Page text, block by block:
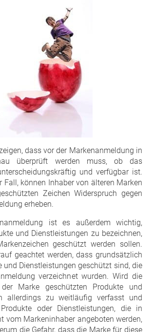
dass vor der Markenanmeldung in
überprüft werden muss, ob das
und verfügbar ist.
Fall, können Inhaber von älteren Marken
Zeichen Widerspruch gegen
erheben.
ist es außerdem wichtig,
und Dienstleistungen zu bezeichnen,
geschützt werden sollen.
geachtet werden, dass grundsätzlich
und Dienstleistungen geschützt sind, die
verzeichnet wurden. Wird die
Marke geschützten Produkte und
allerdings zu weitläufig verfasst und
oder Dienstleistungen, die in
vom Markeninhaber angeboten werden,
die Gefahr, dass die Marke für diese